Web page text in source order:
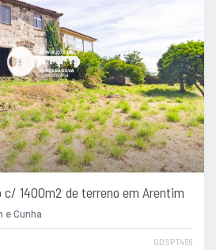
c/ 1400m2 de terreno em Arentim
e Cunha
GDSPT456